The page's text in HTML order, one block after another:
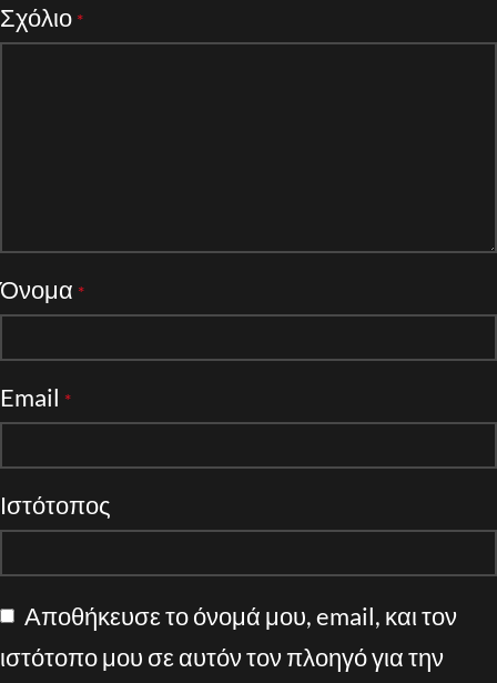
Σχόλιο *
Όνομα *
Email *
Ιστότοπος
Αποθήκευσε το όνομά μου, email, και τον
ιστότοπο μου σε αυτόν τον πλοηγό για την